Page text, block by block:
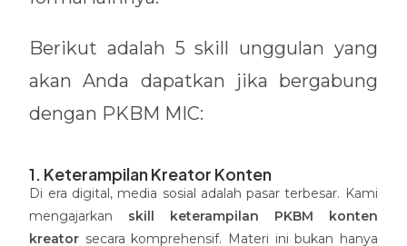
Berikut adalah 5 skill unggulan yang
akan Anda dapatkan jika bergabung
dengan PKBM MIC:
1. Keterampilan Kreator Konten
Di era digital, media sosial adalah pasar terbesar. Kami
mengajarkan skill keterampilan PKBM konten
kreator secara komprehensif. Materi ini bukan hanya